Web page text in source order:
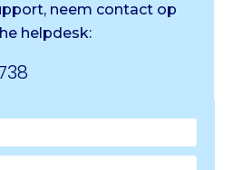
neem contact op
helpdesk: